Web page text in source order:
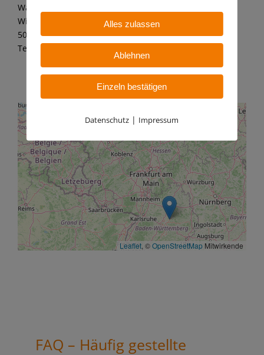
Wandaa GmbH
Willy-Messerschmitt-Str. 6
50126 Bergheim – Paffendorf
Tel.: 02271 7 59 21 11
Leaflet , ©OpenStreetMap Mitwirkende
FAQ – Häufig gestellte
Alles zulassen
Ablehnen
Einzeln bestätigen
Datenschutz | Impressum